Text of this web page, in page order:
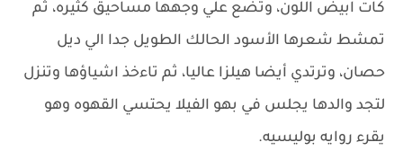
كات ابيض اللون، وتضع علي وجهها مساحيق كثيره، ثم
تمشط شعرها الأسود الحالك الطويل جدا الي ديل
حصان، وترتدي أيضا هيلزا عاليا، ثم تاءخذ اشياؤها وتنزل
لتجد والدها يجلس في بهو الفيلا يحتسي القهوه وهو
يقرء روايه بوليسيه.